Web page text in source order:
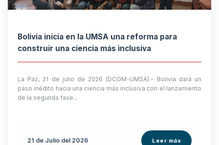
Bolivia inicia en la UMSA una reforma para
construir una ciencia más inclusiva
La Paz, 21 de julio de 2026 (DCOM-UMSA).- Bolivia dará un
paso inédito hacia una ciencia más inclusiva con el lanzamiento
de la segunda fase...
21 de Julio del 2026 Leer más